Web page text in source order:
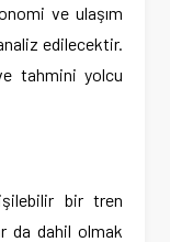
ve ulaşım
edilecektir.
tahmini yolcu
bir tren
da dahil olmak